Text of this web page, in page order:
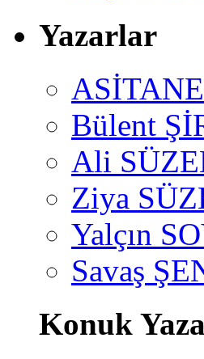
Yazarlar
Bülent
Ali
Ziya
Yalçın
Savaş
Konuk